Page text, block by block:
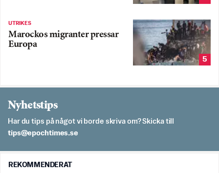
UTRIKES
Marockos migranter pressar
Europa
5
Nyhetstips
Har du tips på något vi borde skriva om? Skicka till
es.semithcope@spit
REKOMMENDERAT